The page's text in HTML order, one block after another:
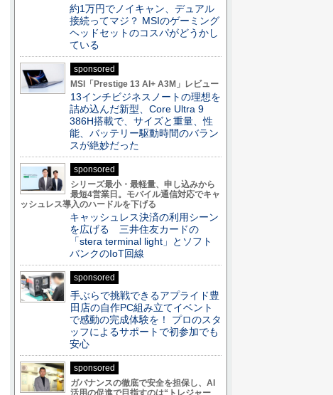
約1万円でノイキャン、デュアル
接続ってマジ？ MSIのゲーミング
ヘッドセットのコスパがどうかし
ている
sponsored
MSI「Prestige 13 AI+ A3M」レビュー
13インチビジネスノートの理想を
詰め込んだ新型、Core Ultra 9
386H搭載で、サイズと重量、性
能、バッテリー駆動時間のバラン
スが絶妙だった
sponsored
シリーズ最小・最軽量、申し込みから
最短4営業日。モバイル通信対応でキャ
ッシュレス導入のハードルを下げる
キャッシュレス決済の利用シーン
を広げる 三井住友カードの
「stera terminal light」とソフト
バンクのIoT回線
sponsored
手ぶらで挑戦できるアプライド豊
田店の自作PC組み立てイベント
で感動の完成体験を！ プロのスタ
ッフによるサポートで初参加でも
安心
sponsored
ガバナンスの徹底で安全を担保し、AI
活用の促進で目指すのは“トレジャー